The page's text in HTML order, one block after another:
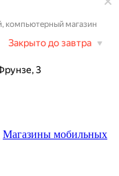
Магазины мобильных